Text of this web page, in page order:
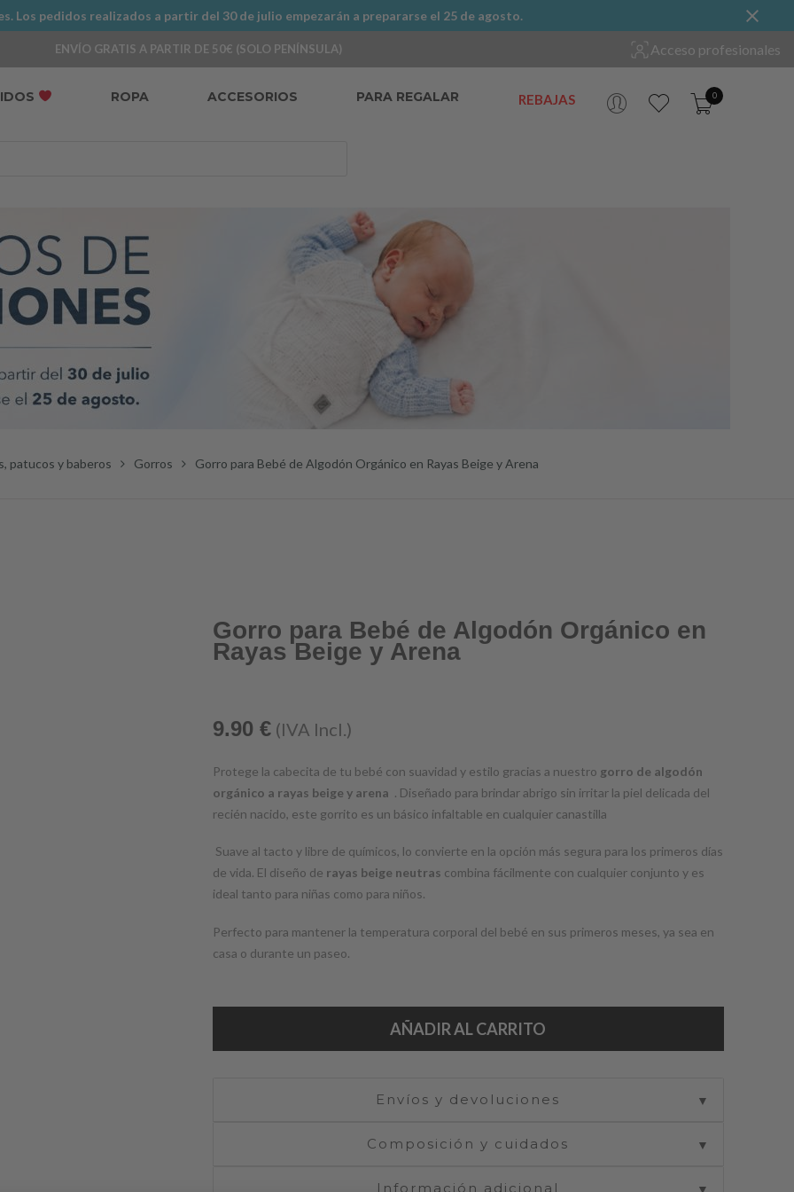
Los pedidos realizados a partir del 30 de julio empezarán a prepararse el 25 de agosto.
ENVÍO GRATIS A PARTIR DE 50€ (SOLO PENÍNSULA) Acceso profesionales
ROPA ACCESORIOS PARA REGALAR REBAJAS 0
patucos y baberos Gorros Gorro para Bebé de Algodón Orgánico en Rayas Beige y Arena
Gorro para Bebé de Algodón Orgánico en
Rayas Beige y Arena
9.90 € (IVA Incl.)
Protege la cabecita de tu bebé con suavidad y estilo gracias a nuestro gorro de algodón
orgánico a rayas beige y arena . Diseñado para brindar abrigo sin irritar la piel delicada del
recién nacido, este gorrito es un básico infaltable en cualquier canastilla
Suave al tacto y libre de químicos, lo convierte en la opción más segura para los primeros días
de vida. El diseño de rayas beige neutras combina fácilmente con cualquier conjunto y es
ideal tanto para niñas como para niños.
Perfecto para mantener la temperatura corporal del bebé en sus primeros meses, ya sea en
casa o durante un paseo.
AÑADIR AL CARRITO
Envíos y devoluciones ▼
Composición y cuidados ▼
Información adicional ▼